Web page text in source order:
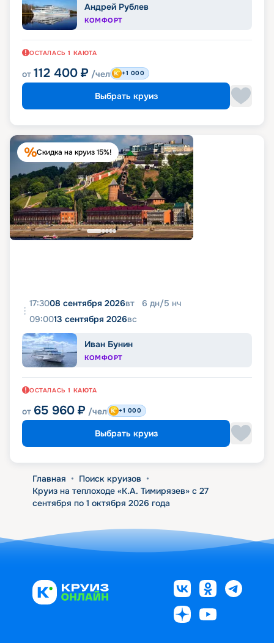
Андрей Рублев
КОМФОРТ
ОСТАЛАСЬ 1 КАЮТА
от 112 400 ₽ /чел +1 000
Выбрать круиз
Скидка на круиз 15%!
17:3008 сентября 2026вт 6 дн/5 нч
09:0013 сентября 2026вс
Иван Бунин
КОМФОРТ
ОСТАЛАСЬ 1 КАЮТА
от 65 960 ₽ /чел +1 000
Выбрать круиз
Главная • Поиск круизов •
Круиз на теплоходе «К.А. Тимирязев» с 27
сентября по 1 октября 2026 года